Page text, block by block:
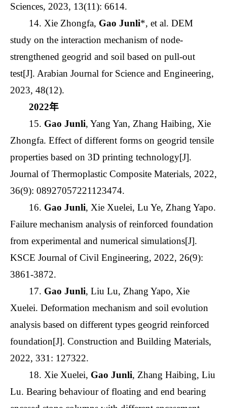
Sciences, 2023, 13(11): 6614.
14. Xie Zhongfa, Gao Junli*, et al. DEM
study on the interaction mechanism of node-
strengthened geogrid and soil based on pull-out
test[J]. Arabian Journal for Science and Engineering,
2023, 48(12).
2022年
15. Gao Junli, Yang Yan, Zhang Haibing, Xie
Zhongfa. Effect of different forms on geogrid tensile
properties based on 3D printing technology[J].
Journal of Thermoplastic Composite Materials, 2022,
36(9): 08927057221123474.
16. Gao Junli, Xie Xuelei, Lu Ye, Zhang Yapo.
Failure mechanism analysis of reinforced foundation
from experimental and numerical simulations[J].
KSCE Journal of Civil Engineering, 2022, 26(9):
3861-3872.
17. Gao Junli, Liu Lu, Zhang Yapo, Xie
Xuelei. Deformation mechanism and soil evolution
analysis based on different types geogrid reinforced
foundation[J]. Construction and Building Materials,
2022, 331: 127322.
18. Xie Xuelei, Gao Junli, Zhang Haibing, Liu
Lu. Bearing behaviour of floating and end bearing